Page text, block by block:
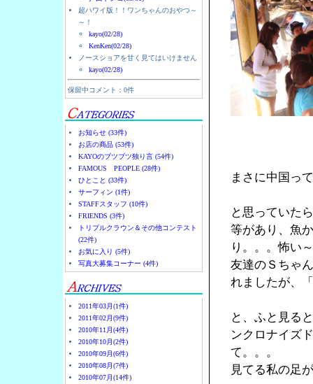
超ハワイ版！！ワンちゃんのおやつ～
～！
kayo(02/28)
KenKen(02/28)
ノースショアを甘く見てはいけません
kayo(02/28)
保留中コメント：0件
お知らせ (33件)
お店の商品 (53件)
KAYOのブツブツ独り言 (54件)
FAMOUS PEOPLE (28件)
ひとこと (33件)
サーフィン (1件)
STAFFスタッフ (10件)
FRIENDS (3件)
トリプルクラウン＆その他コンテスト
(22件)
お気に入り (5件)
写真大募集コーナー (4件)
2011年03月(1件)
2011年02月(9件)
2010年11月(4件)
2010年10月(2件)
2010年09月(6件)
2010年08月(7件)
2010年07月(14件)
まさに中国っ
と思っていた
等があり、魚
り。。。怖い～
友達のＳちゃ
れましたが、
と、ふと見る
ンクロナイズ
て。。。
見てる私の足